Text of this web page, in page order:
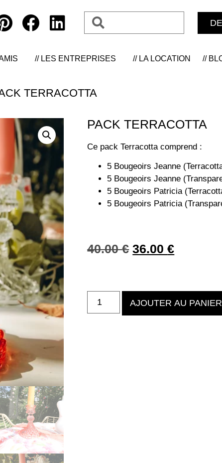
// LES ENTREPRISES // LA LOCATION //
TERRACOTTA
PACK TERRACOTTA
Ce pack Terracotta comprend :
5 Bougeoirs Jeanne
5 Bougeoirs Jeanne
5 Bougeoirs Patricia
5 Bougeoirs Patricia
40.00€ 36.00€
AJOUTER AU PANIER